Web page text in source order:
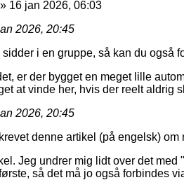
» 16 jan 2026, 06:03
2026, 20:45
i en gruppe, så kan du også
er der bygget en meget lille
at vinde her, hvis der reelt aldrig
2026, 20:45
denne artikel (på engelsk)
Jeg undrer mig lidt over det
så det må jo også forbindes